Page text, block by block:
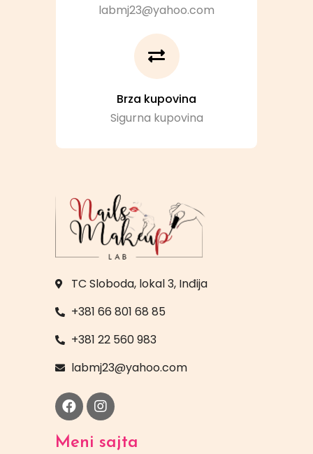
labmj23@yahoo.com
Brza kupovina
Sigurna kupovina
TC Sloboda, lokal 3, Inđija
+381 66 801 68 85
+381 22 560 983
labmj23@yahoo.com
Meni sajta